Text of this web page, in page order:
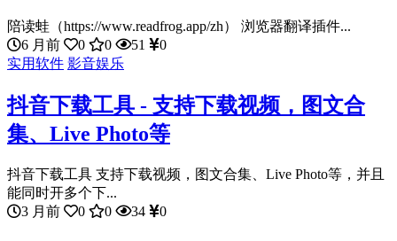
陪读蛙（https://www.readfrog.app/zh） 浏览器翻译插件...
6 月前
0 0 51
0
实用软件 影音娱乐
抖音下载工具 - 支持下载视频，图文合
集、Live Photo等
抖音下载工具 支持下载视频，图文合集、Live Photo等，并且
能同时开多个下...
3 月前
0 0 34 0